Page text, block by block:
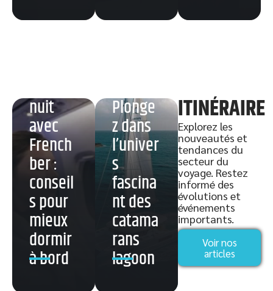
nuit
avec
French
ber :
conseil
s pour
mieux
dormir
à bord
Plonge
z dans
l’univer
s
fascina
nt des
catama
rans
lagoon
ITINÉRAIRE
Explorez les
nouveautés et
tendances du
secteur du
voyage. Restez
informé des
évolutions et
événements
importants.
Voir nos
articles
Bagage
Distanc
e from
Los
Angele
s to San
Francis
co